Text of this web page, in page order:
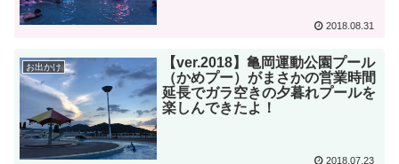
2018.08.31
お出かけ
【ver.2018】亀岡運動公園プール
（かめプー）がまさかの営業時間
延長でガラ空きの夕暮れプールを
楽しんできたよ！
2018.07.23